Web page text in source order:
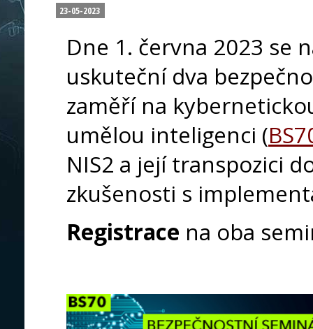
23-05-2023
Dne 1. června 2023 se
uskuteční dva
zaměří na
umělou inteligenci (
NIS2 a její transpozici
zkušenosti s
Registrace na oba